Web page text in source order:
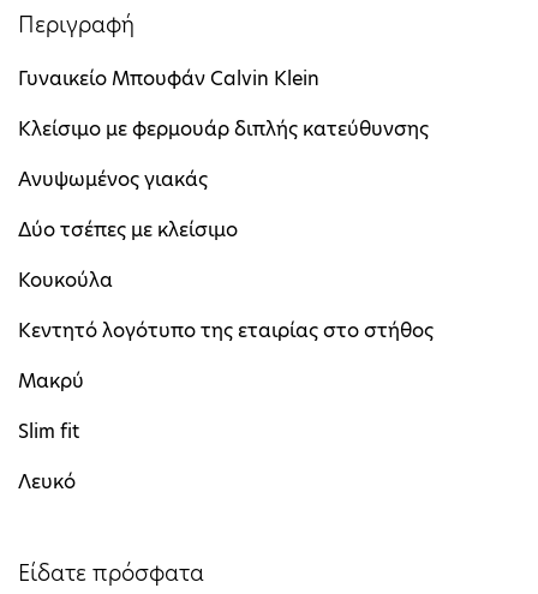
Περιγραφή
Γυναικείο Μπουφάν Calvin Klein
Κλείσιμο με φερμουάρ διπλής κατεύθυνσης
Ανυψωμένος γιακάς
Δύο τσέπες με κλείσιμο
Κουκούλα
Κεντητό λογότυπο της εταιρίας στο στήθος
Μακρύ
Slim fit
Λευκό
Είδατε πρόσφατα